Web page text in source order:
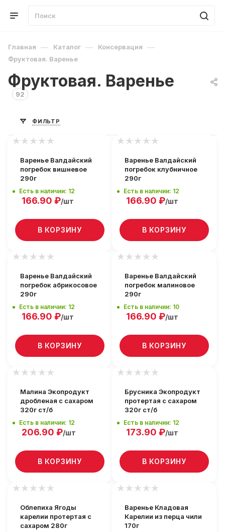
Главная — Каталог — Консервация —
Фруктовая. Варенье
Фруктовая. Варенье
92
ФИЛЬТР
Варенье Валдайский
погребок вишневое
290г
Есть в наличии: 12
166.90 ₽/шт
В КОРЗИНУ
Варенье Валдайский
погребок клубничное
290г
Есть в наличии: 12
166.90 ₽/шт
В КОРЗИНУ
Варенье Валдайский
погребок абрикосовое
290г
Есть в наличии: 12
166.90 ₽/шт
В КОРЗИНУ
Варенье Валдайский
погребок малиновое
290г
Есть в наличии: 10
166.90 ₽/шт
В КОРЗИНУ
Малина Экопродукт
дробленая с сахаром
320г ст/б
Есть в наличии: 12
206.90 ₽/шт
В КОРЗИНУ
Брусника Экопродукт
протертая с сахаром
320г ст/б
Есть в наличии: 12
173.90 ₽/шт
В КОРЗИНУ
Облепиха Ягоды
карелии протертая с
сахаром 280г
Варенье Кладовая
Карелии из перца чили
170г